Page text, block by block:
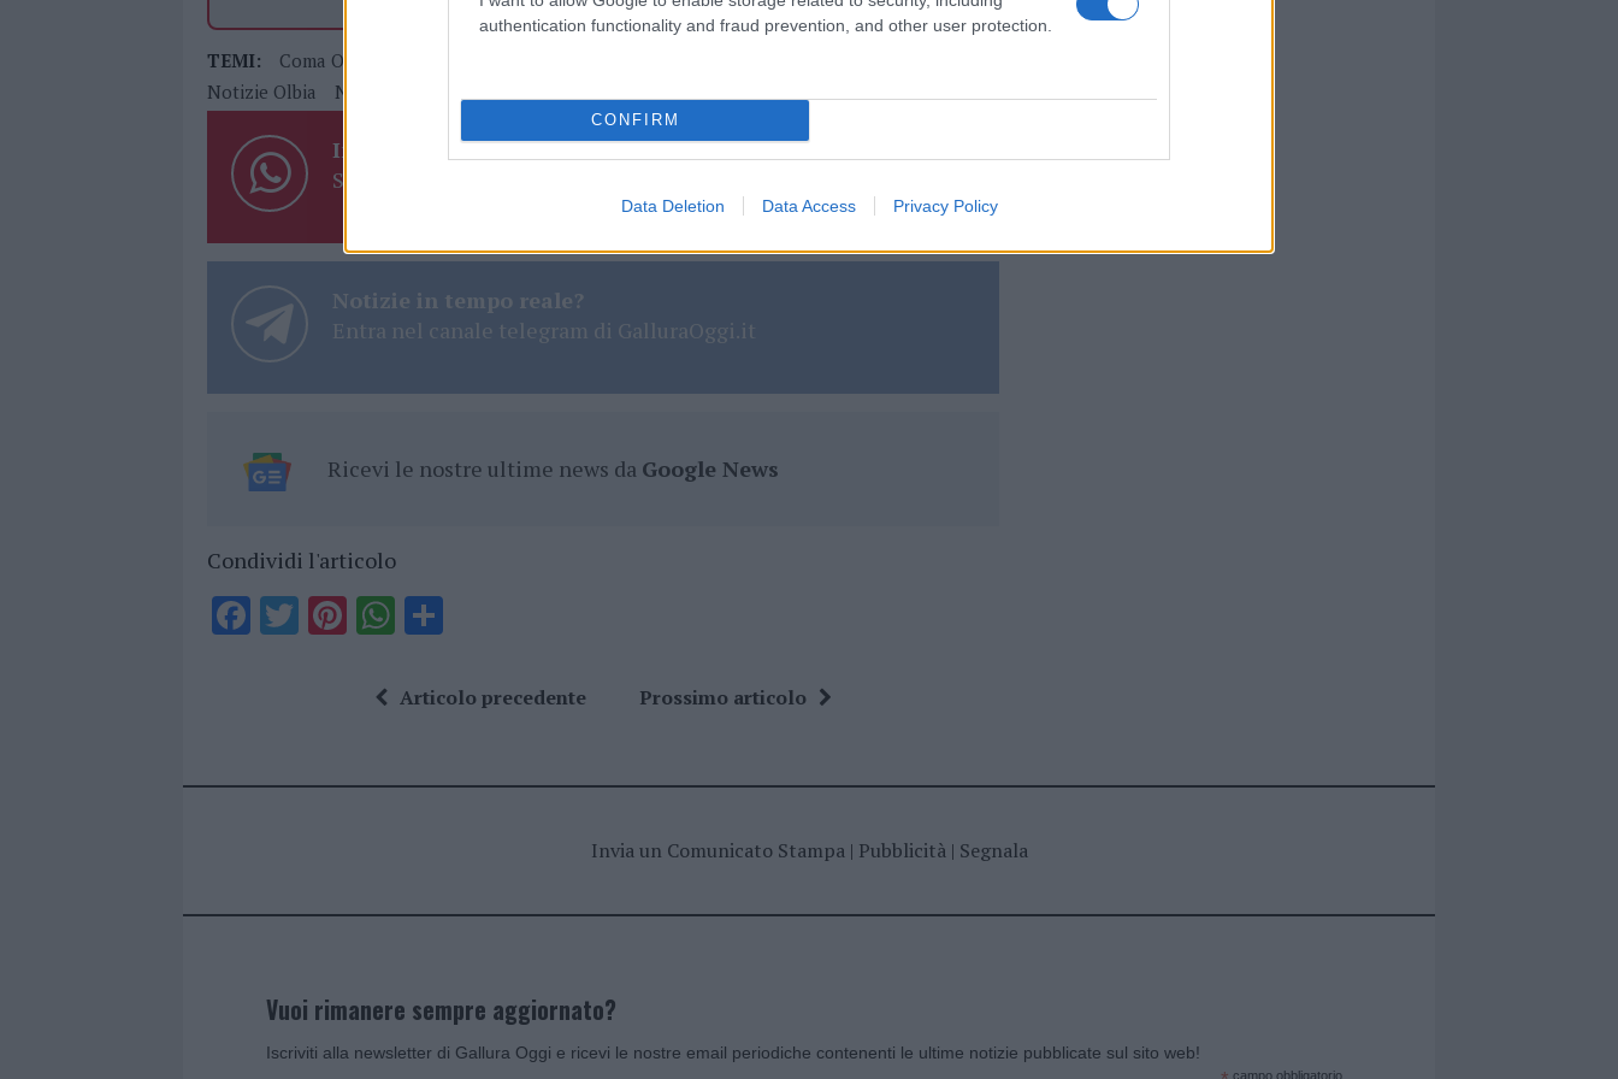
authentication functionality and fraud prevention, and other user protection.
CONFIRM
Data Deletion Data Access Privacy Policy
TEMI: Coma Olbia
Notizie Olbia
Notizie Sardegna
Inviaci le tue segnalazioni, i tuoi video e le tue foto
Su WhatsApp al numero +39 345 356 7512
Notizie in tempo reale?
Entra nel canale telegram di GalluraOggi.it
Ricevi le nostre ultime news da Google News
Condividi l'articolo
F T Pi
te
W
ata
Articolo precedente Prossimo articolo
Invia un Comunicato Stampa| Pubblicità| Segnala
Vuoi rimanere sempre aggiornato?
Iscriviti alla newsletter di Gallura Oggi e ricevi le nostre email periodiche contenenti le ultime notizie pubblicate sul sito web!
campo obbligatorio